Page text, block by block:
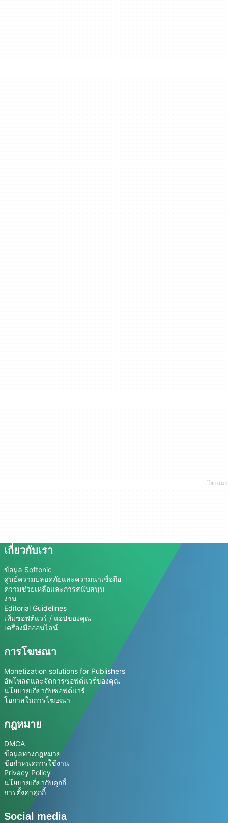
เกี่ยวกับเรา
ข้อมูล Softonic
ศูนย์ความปลอดภัยและความน่าเชื่อถือ
ความช่วยเหลือและการสนับสนุน
งาน
Editorial Guidelines
เพิ่มซอฟต์แวร์ / แอปของคุณ
เครื่องมือออนไลน์
การโฆษณา
Monetization solutions for Publishers
อัพโหลดและจัดการซอฟต์แวร์ของคุณ
นโยบายเกี่ยวกับซอฟต์แวร์
โอกาสในการโฆษณา
กฎหมาย
DMCA
ข้อมูลทางกฎหมาย
ข้อกำหนดการใช้งาน
Privacy Policy
นโยบายเกี่ยวกับคุกกี้
การตั้งค่าคุกกี้
Social media